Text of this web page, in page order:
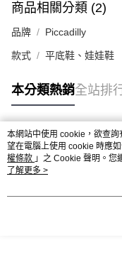
商品相關分類 (2)
品牌 Piccadilly
款式 平底鞋、娃娃鞋
本分類熱銷全站排
熱門標籤
本網站中使用 cookie，欲查
望在電腦上使用 cookie 時應
權條款 」之 Cookie 聲明。您
用條款之 Cookie 聲明使用
了解更多 >